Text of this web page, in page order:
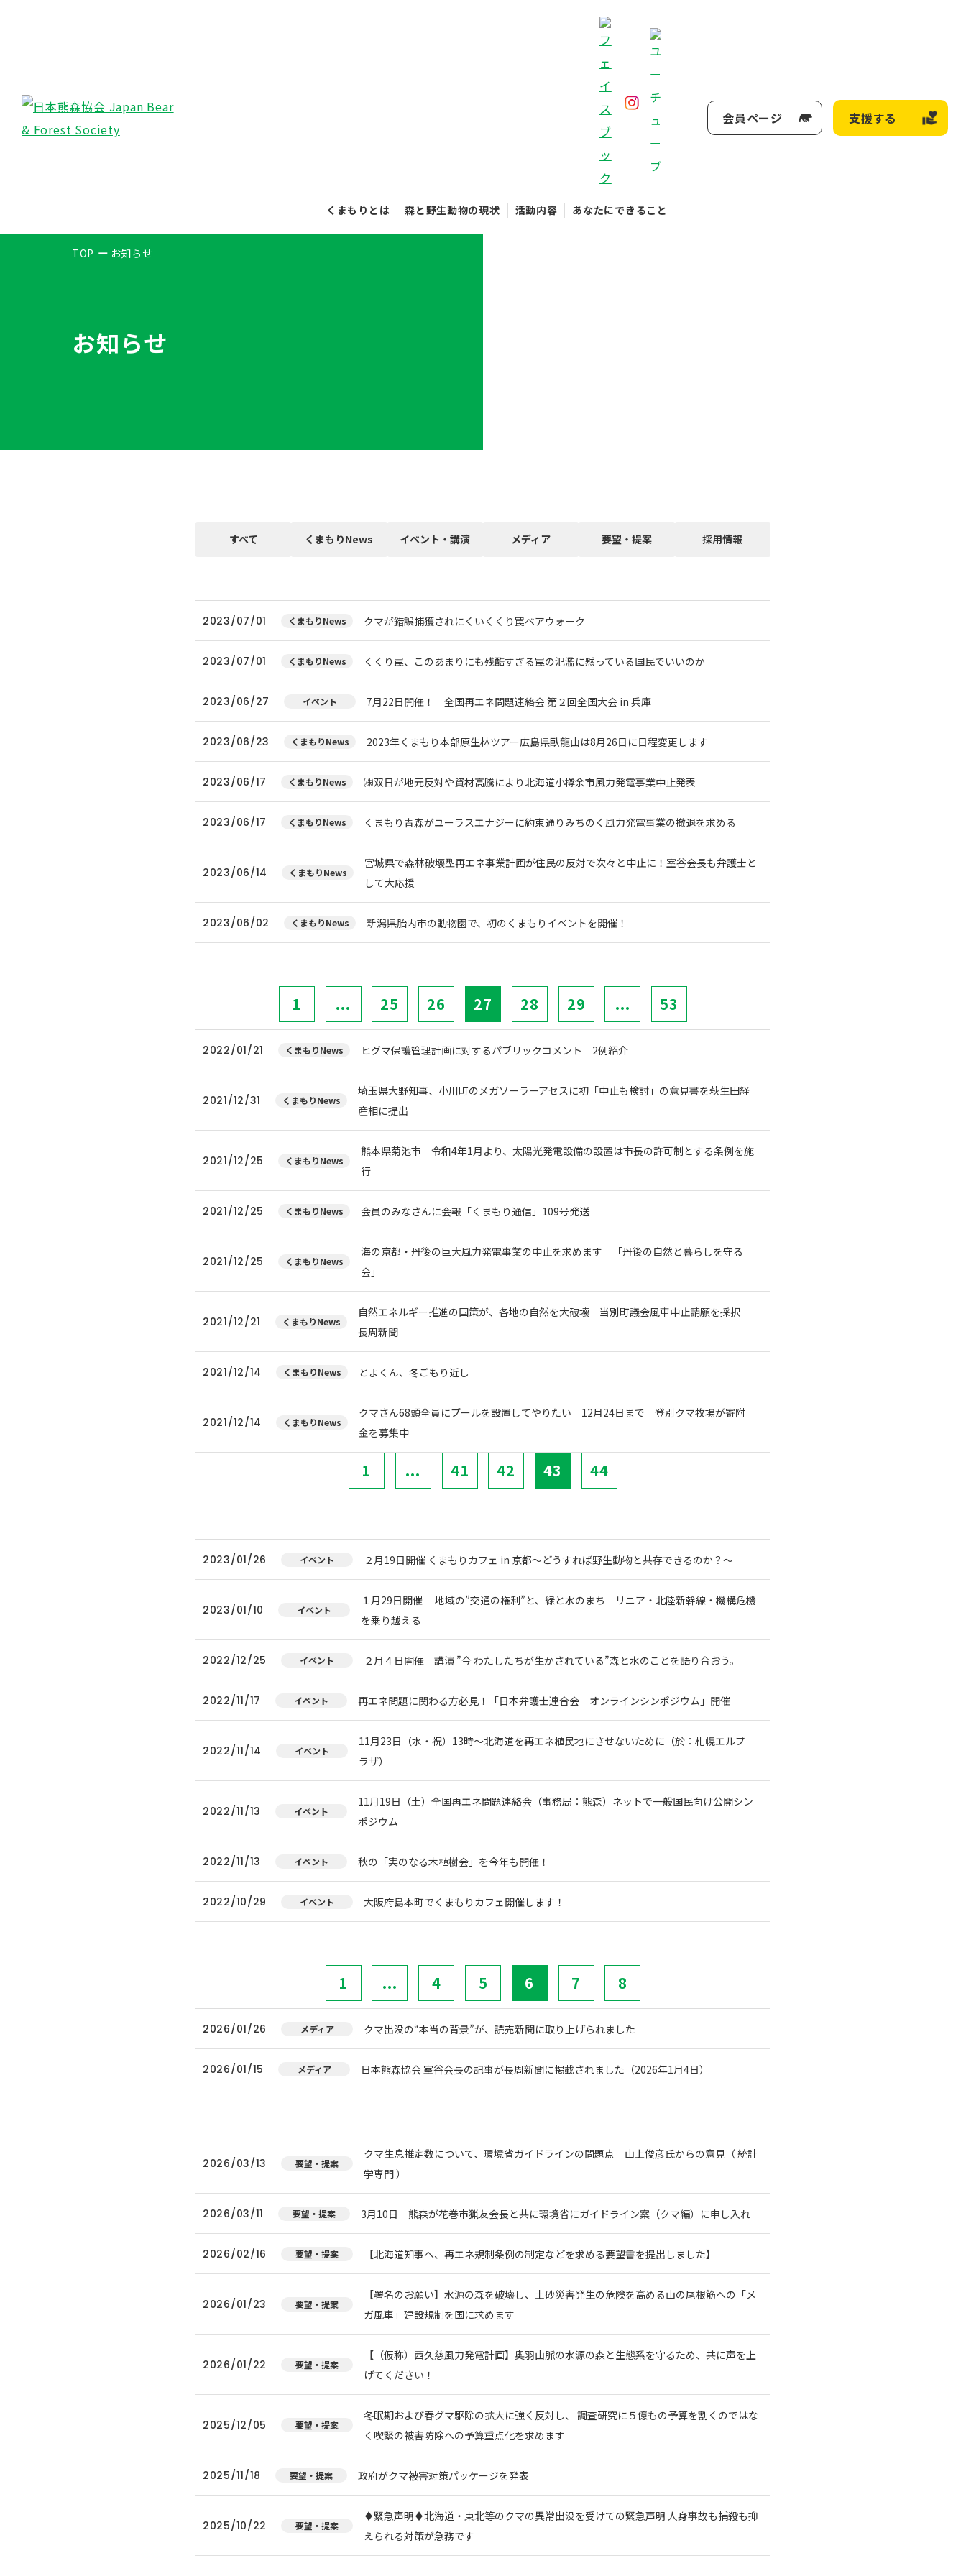
くまもりとは 森と野生動物の現状 活動内容 あなたにできること
会員ページ 支援する
TOP お知らせ
お知らせ
すべて くまもりNews イベント・講演 メディア 要望・提案 採用情報
2023/07/01 くまもりNews クマが錯誤捕獲されにくいくくり罠ベアウォーク
2023/07/01 くまもりNews くくり罠、このあまりにも残酷すぎる罠の氾濫に黙っている国民でいいのか
2023/06/27 イベント 7月22日開催！ 全国再エネ問題連絡会 第２回全国大会 in 兵庫
2023/06/23 くまもりNews 2023年くまもり本部原生林ツアー広島県臥龍山は8月26日に日程変更します
2023/06/17 くまもりNews ㈱双日が地元反対や資材高騰により北海道小樽余市風力発電事業中止発表
2023/06/17 くまもりNews くまもり青森がユーラスエナジーに約束通りみちのく風力発電事業の撤退を求める
2023/06/14 くまもりNews
宮城県で森林破壊型再エネ事業計画が住民の反対で次々と中止に！室谷会長も弁護士と
して大応援
2023/06/02 くまもりNews 新潟県胎内市の動物園で、初のくまもりイベントを開催！
1 ... 25 26 27 28 29 ... 53
2022/01/21 くまもりNews ヒグマ保護管理計画に対するパブリックコメント 2例紹介
2021/12/31 くまもりNews
埼玉県大野知事、小川町のメガソーラーアセスに初「中止も検討」の意見書を萩生田経
産相に提出
2021/12/25 くまもりNews
熊本県菊池市 令和4年1月より、太陽光発電設備の設置は市長の許可制とする条例を施
行
2021/12/25 くまもりNews 会員のみなさんに会報「くまもり通信」109号発送
2021/12/25 くまもりNews
海の京都・丹後の巨大風力発電事業の中止を求めます 「丹後の自然と暮らしを守る
会」
2021/12/21 くまもりNews
自然エネルギー推進の国策が、各地の自然を大破壊 当別町議会風車中止請願を採択
長周新聞
2021/12/14 くまもりNews とよくん、冬ごもり近し
2021/12/14 くまもりNews
クマさん68頭全員にプールを設置してやりたい 12月24日まで 登別クマ牧場が寄附
金を募集中
1 ... 41 42 43 44
2023/01/26 イベント ２月19日開催 くまもりカフェ in 京都～どうすれば野生動物と共存できるのか？～
2023/01/10 イベント
１月29日開催 地域の”交通の権利”と、緑と水のまち リニア・北陸新幹線・機構危機
を乗り越える
2022/12/25 イベント ２月４日開催 講演 ”今 わたしたちが生かされている”森と水のことを語り合おう。
2022/11/17 イベント 再エネ問題に関わる方必見！「日本弁護士連合会 オンラインシンポジウム」開催
2022/11/14 イベント
11月23日（水・祝）13時～北海道を再エネ植民地にさせないために（於：札幌エルプ
ラザ）
2022/11/13 イベント
11月19日（土）全国再エネ問題連絡会（事務局：熊森）ネットで一般国民向け公開シン
ポジウム
2022/11/13 イベント 秋の「実のなる木植樹会」を今年も開催！
2022/10/29 イベント 大阪府島本町でくまもりカフェ開催します！
1 ... 4 5 6 7 8
2026/01/26 メディア クマ出没の“本当の背景”が、読売新聞に取り上げられました
2026/01/15 メディア 日本熊森協会 室谷会長の記事が長周新聞に掲載されました（2026年1月4日）
2026/03/13 要望・提案
クマ生息推定数について、環境省ガイドラインの問題点 山上俊彦氏からの意見（ 統計
学専門 ）
2026/03/11 要望・提案 3月10日 熊森が花巻市猟友会長と共に環境省にガイドライン案（クマ編）に申し入れ
2026/02/16 要望・提案 【北海道知事へ、再エネ規制条例の制定などを求める要望書を提出しました】
2026/01/23 要望・提案
【署名のお願い】水源の森を破壊し、土砂災害発生の危険を高める山の尾根筋への「メ
ガ風車」建設規制を国に求めます
2026/01/22 要望・提案
【（仮称）西久慈風力発電計画】奥羽山脈の水源の森と生態系を守るため、共に声を上
げてください！
2025/12/05 要望・提案
冬眠期および春グマ駆除の拡大に強く反対し、 調査研究に５億もの予算を割くのではな
く喫緊の被害防除への予算重点化を求めます
2025/11/18 要望・提案 政府がクマ被害対策パッケージを発表
2025/10/22 要望・提案
♦️緊急声明♦️北海道・東北等のクマの異常出没を受けての緊急声明 人身事故も捕殺も抑
えられる対策が急務です